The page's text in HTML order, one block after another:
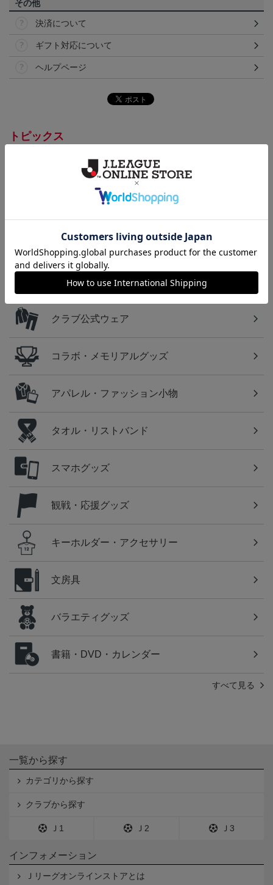
その他
決済について
ギフト対応について
ヘルプページ
トピックス
浦和レッズのすべてのグッズをチェックしたい方
に！全グッズ一覧はこちら！
カテゴリから探す
ユニフォーム
クラブ公式ウェア
コラボ・メモリアルグッズ
アパレル・ファッション小物
タオル・リストバンド
スマホグッズ
観戦・応援グッズ
キーホルダー・アクセサリー
文房具
バラエティグッズ
書籍・DVD・カレンダー
すべて見る
一覧から探す
カテゴリから探す
クラブから探す
Ｊ1 Ｊ2 Ｊ3
インフォメーション
Ｊリーグオンラインストアとは